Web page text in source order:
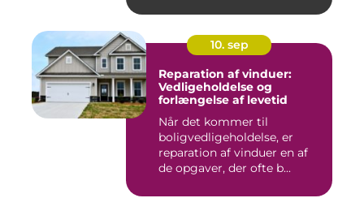
10. sep
Reparation af vinduer:
Vedligeholdelse og
forlængelse af levetid
Når det kommer til
boligvedligeholdelse, er
reparation af vinduer en af
de opgaver, der ofte b...